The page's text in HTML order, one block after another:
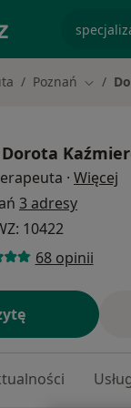
Poznań Zmień
Dorota
· Więcej
3 adresy
10422
68 opinii